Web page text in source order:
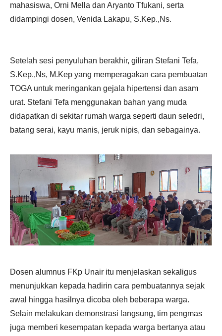
mahasiswa, Orni Mella dan Aryanto Tfukani, serta
didampingi dosen, Venida Lakapu, S.Kep.,Ns.
Setelah sesi penyuluhan berakhir, giliran Stefani Tefa,
S.Kep.,Ns, M.Kep yang memperagakan cara pembuatan
TOGA untuk meringankan gejala hipertensi dan asam
urat. Stefani Tefa menggunakan bahan yang muda
didapatkan di sekitar rumah warga seperti daun seledri,
batang serai, kayu manis, jeruk nipis, dan sebagainya.
Dosen alumnus FKp Unair itu menjelaskan sekaligus
menunjukkan kepada hadirin cara pembuatannya sejak
awal hingga hasilnya dicoba oleh beberapa warga.
Selain melakukan demonstrasi langsung, tim pengmas
juga memberi kesempatan kepada warga bertanya atau